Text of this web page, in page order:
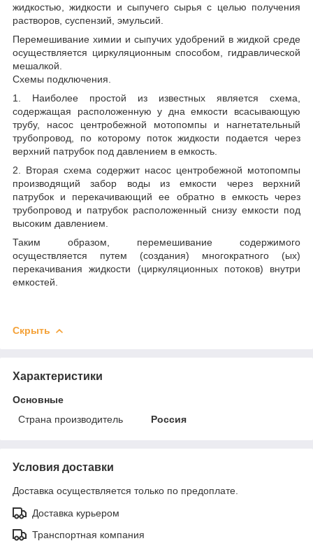
жидкостью, жидкости и сыпучего сырья с целью получения
растворов, суспензий, эмульсий.
Перемешивание химии и сыпучих удобрений в жидкой среде
осуществляется циркуляционным способом, гидравлической
мешалкой.
Схемы подключения.
1. Наиболее простой из известных является схема,
содержащая расположенную у дна емкости всасывающую
трубу, насос центробежной мотопомпы и нагнетательный
трубопровод, по которому поток жидкости подается через
верхний патрубок под давлением в емкость.
2. Вторая схема содержит насос центробежной мотопомпы
производящий забор воды из емкости через верхний
патрубок и перекачивающий ее обратно в емкость через
трубопровод и патрубок расположенный снизу емкости под
высоким давлением.
Таким образом, перемешивание содержимого
осуществляется путем (создания) многократного (ых)
перекачивания жидкости (циркуляционных потоков) внутри
емкостей.
Скрыть
Характеристики
Основные
Страна производитель
Россия
Условия доставки
Доставка осуществляется только по предоплате.
Доставка курьером
Транспортная компания